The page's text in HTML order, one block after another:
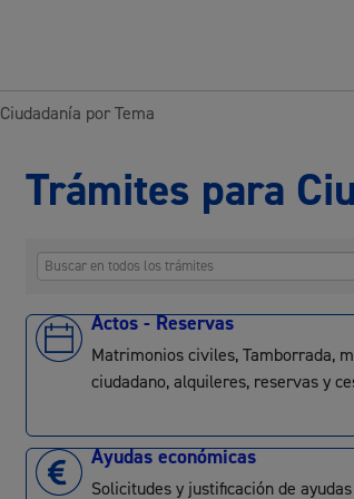
Ciudadanía por Tema
Trámites para
Actos - Reservas
Matrimonios civiles, Tamborrada,
ciudadano, alquileres, reservas y
Ayudas económicas
Solicitudes y justificación de